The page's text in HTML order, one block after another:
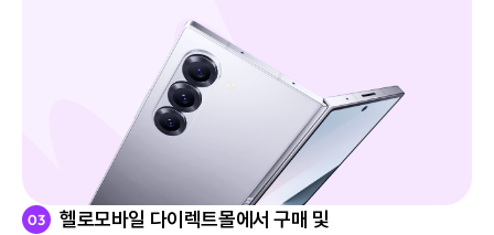
헬로모바일 다이렉트몰에서 구매 및